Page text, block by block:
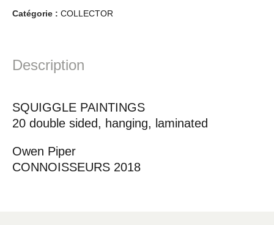
Catégorie : COLLECTOR
Description
SQUIGGLE PAINTINGS
20 double sided, hanging, laminated
Owen Piper
CONNOISSEURS 2018